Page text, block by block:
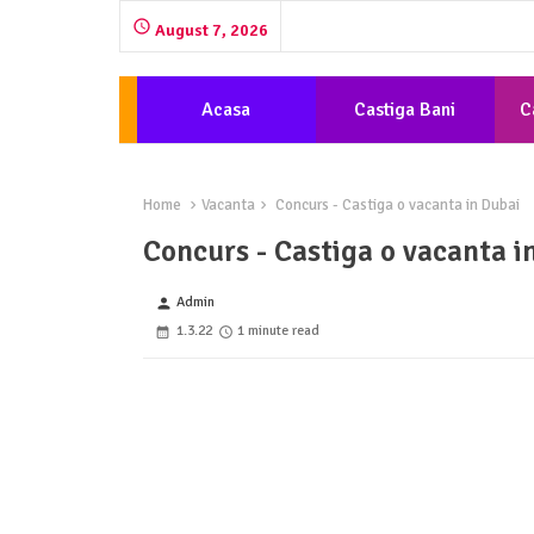
August 7, 2026
Acasa Castiga Bani
Home Vacanta Concurs - Castiga o vacanta in Dubai
Concurs - Castiga o vacanta
person Admin
1.3.22
1 minute read